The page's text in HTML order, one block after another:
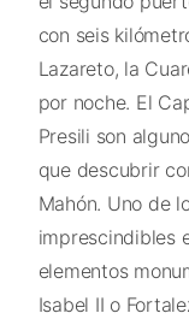
con seis
Lazareto, la
por noche. El
Presili son
que descubrir
Mahón. Uno de
imprescindibles
elementos
Isabel II o